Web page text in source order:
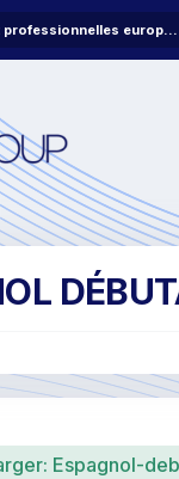
Langues générales et professionnelles européennes
Espagnol-